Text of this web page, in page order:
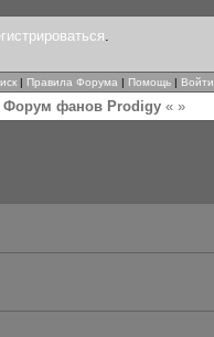
.
| Правила Форума | Помощь | Войти
Форум фанов Prodigy« »